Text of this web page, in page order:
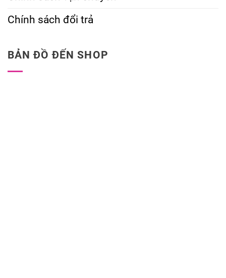
Chính sách đổi trả
BẢN ĐỒ ĐẾN SHOP